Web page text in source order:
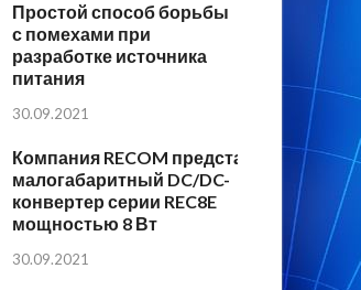
Простой способ борьбы
с помехами при
разработке источника
питания
30.09.2021
Компания RECOM представляет
малогабаритный DC/DC-
конвертер серии REC8E
мощностью 8 Вт
30.09.2021